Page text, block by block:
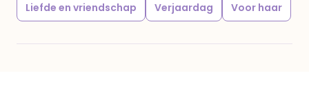
Liefde en vriendschap
Verjaardag Voor haar